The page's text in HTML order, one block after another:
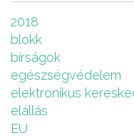
2018
blokk
bírságok
egészségvédelem
elektronikus
elállás
EU